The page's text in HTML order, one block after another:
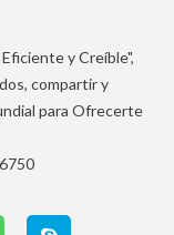
y Creíble",
compartir y
para Ofrecerte